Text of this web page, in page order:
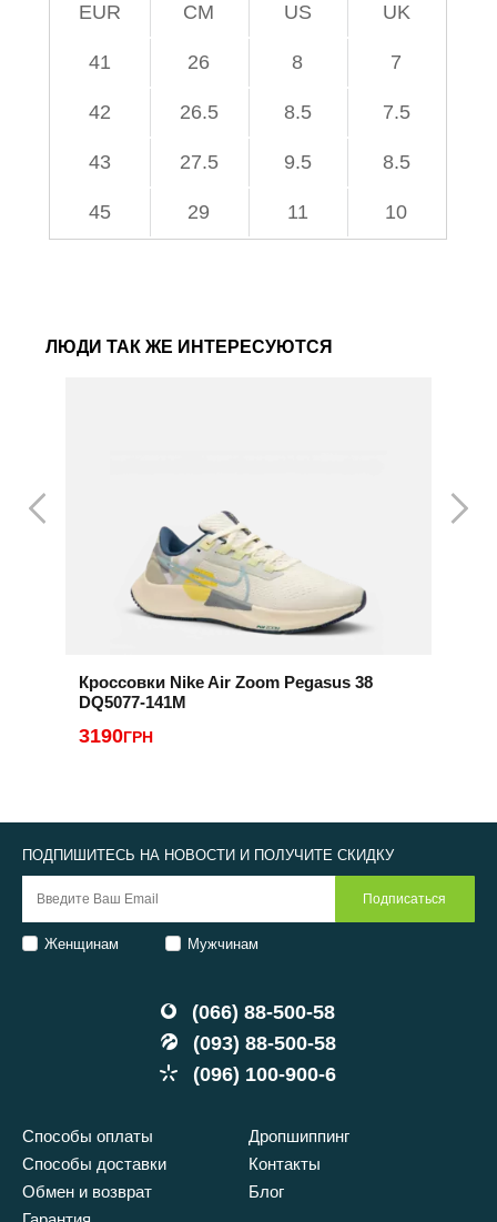
EUR СМ US UK
41 26 8 7
42 26.5 8.5 7.5
43 27.5 9.5 8.5
45 29 11 10
ЛЮДИ ТАК ЖЕ ИНТЕРЕСУЮТСЯ
Кроссовки Nike Air Zoom Pegasus 38
DQ5077-141M
3190ГРН
(066) 88-500-58
(093) 88-500-58
(096) 100-900-6
Способы оплаты
Способы доставки
Обмен и возврат
Дропшиппинг
Контакты
Блог
ПОДПИШИТЕСЬ НА НОВОСТИ И ПОЛУЧИТЕ СКИДКУ
Женщинам Мужчинам